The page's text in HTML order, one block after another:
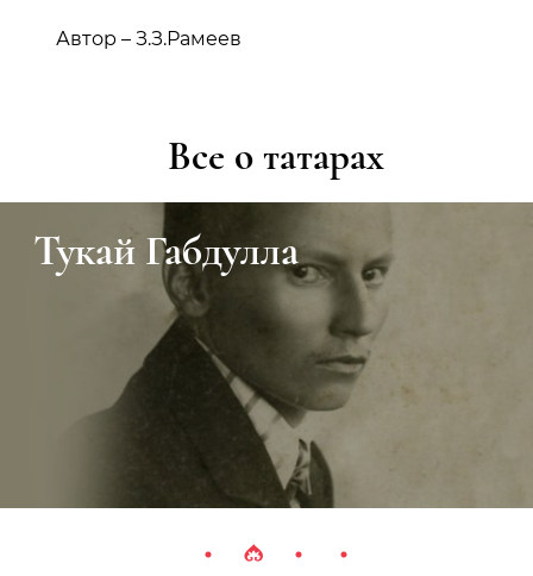
Автор – З.З.Рамеев
Все о татарах
Тукай Габдулла